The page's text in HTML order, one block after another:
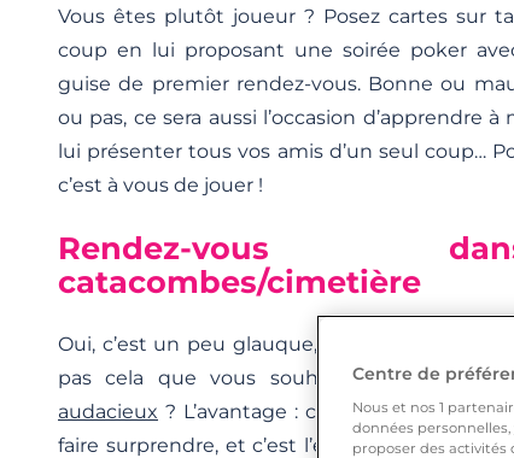
Vous êtes plutôt joueur ? Posez cartes sur
coup en lui proposant une soirée poker
guise de premier rendez-vous. Bonne ou
ou pas, ce sera aussi l’occasion d’apprendre
lui présenter tous vos amis d’un seul coup…
c’est à vous de jouer !
Rendez-vous
catacombes/cimetière
Oui, c’est un peu glauque, et oui, c’est
pas cela que vous souhaitez, un premier
audacieux ? L’avantage : c’est très calme,
faire surprendre, et c’est l’endroit parfait
Centre de
Nous et nos 1
données
proposer des activités